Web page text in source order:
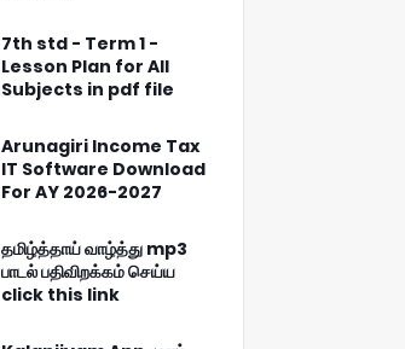
7th std - Term 1 -
Lesson Plan for All
Subjects in pdf file
Arunagiri Income Tax
IT Software Download
For AY 2026-2027
தமிழ்த்தாய் வாழ்த்து mp3
பாடல் பதிவிறக்கம் செய்ய
click this link